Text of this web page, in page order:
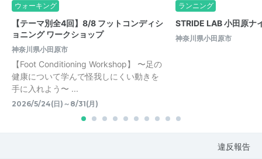
ウォーキング
【テーマ別全4回】8/8 フットコンディシ
ョニング ワークショップ
神奈川県小田原市
【Foot Conditioning Workshop】 〜足の
健康について学んで怪我しにくい動きを
手に入れよう〜 ...
2026/5/24(日)～8/31(月)
ランニング
STRIDE LAB 小田原ナ
神奈川県小田原市
違反報告